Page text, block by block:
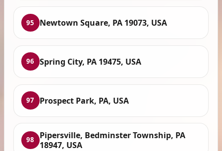
95 Newtown Square, PA 19073, USA
96 Spring City, PA 19475, USA
97 Prospect Park, PA, USA
98
Pipersville, Bedminster Township, PA
18947, USA